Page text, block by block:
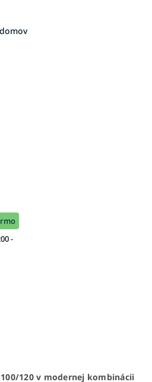
-
120 v modernej kombinácii